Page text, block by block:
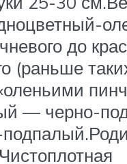
до
(раньше
— черно-